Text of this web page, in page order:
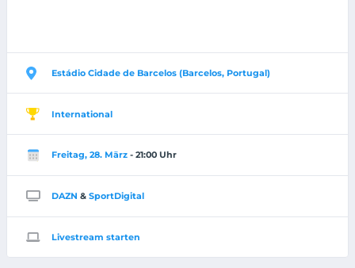
Estádio Cidade de Barcelos (Barcelos, Portugal)
International
Freitag, 28. März - 21:00 Uhr
DAZN & SportDigital
Livestream starten